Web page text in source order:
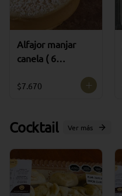
Alfajor manjar
canela ( 6
$7.670
Cocktail Ver más